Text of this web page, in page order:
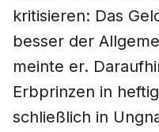
kritisieren: Das
besser der
meinte er.
Erbprinzen in
schließlich in